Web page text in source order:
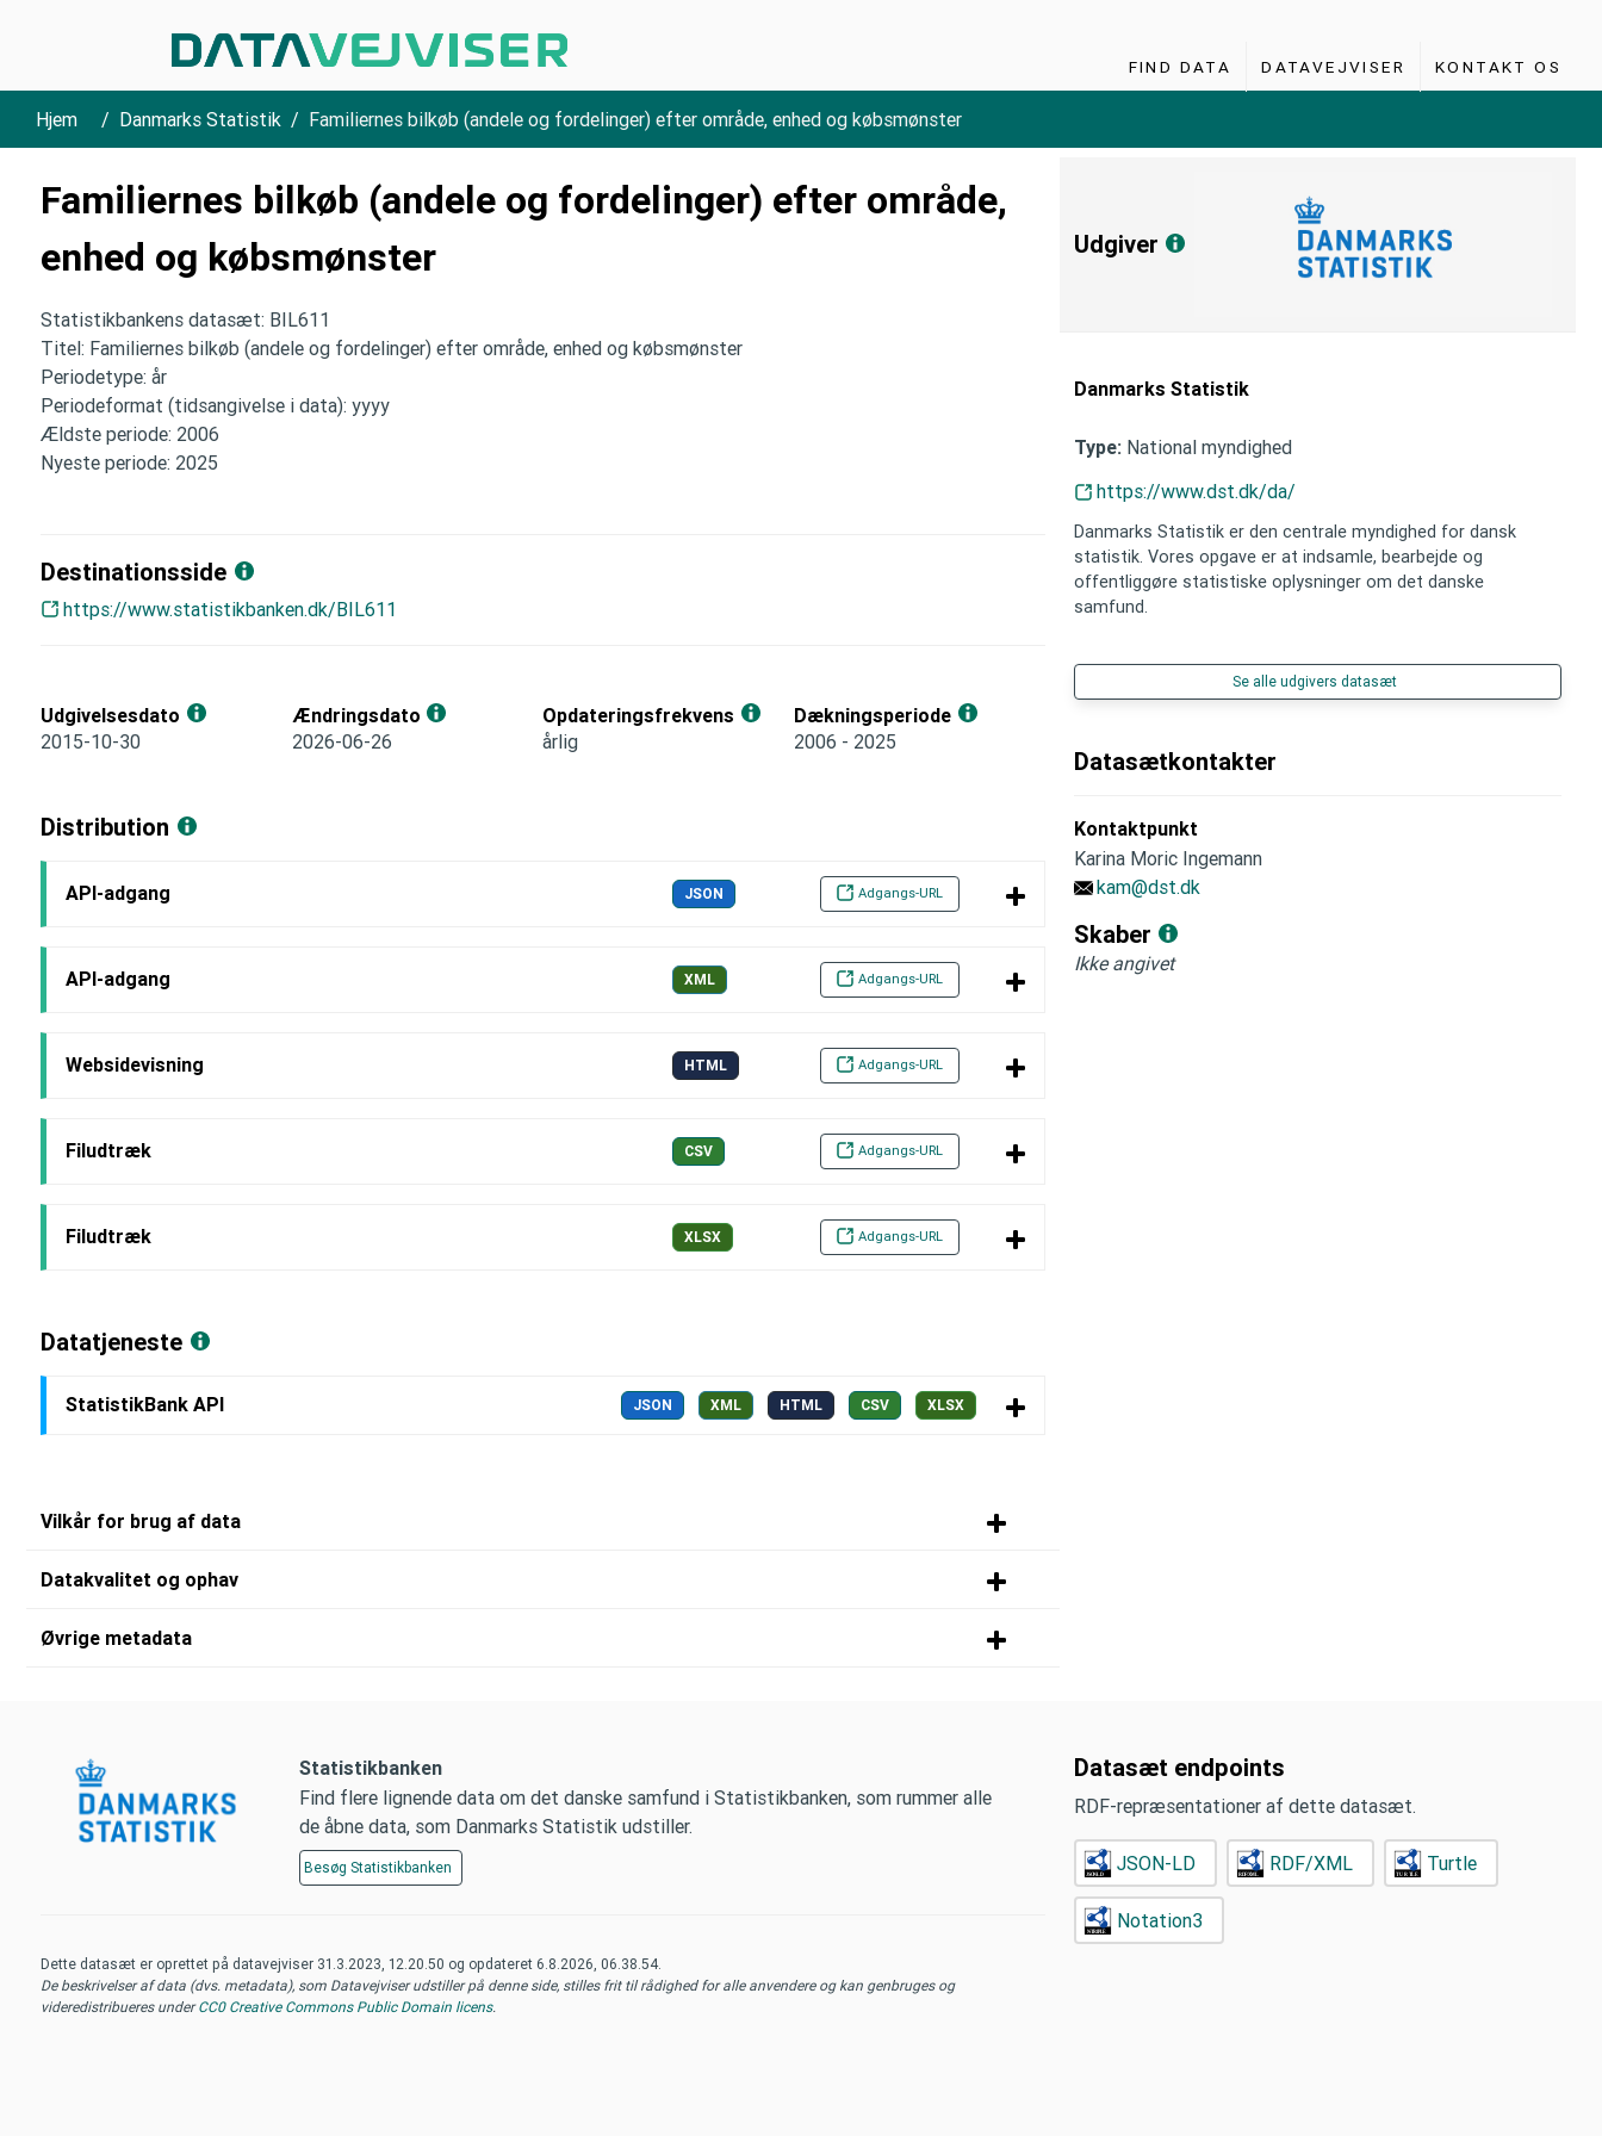
FIND DATA DATAVEJVISER KONTAKT OS
Hjem Danmarks Statistik Familiernes bilkøb (andele og fordelinger) efter område, enhed og købsmønster
Familiernes bilkøb (andele og fordelinger) efter område,
enhed og købsmønster
Statistikbankens datasæt: BIL611
Titel: Familiernes bilkøb (andele og fordelinger) efter område, enhed og købsmønster
Periodetype: år
Periodeformat (tidsangivelse i data): yyyy
Ældste periode: 2006
Nyeste periode: 2025
Destinationsside
https://www.statistikbanken.dk/BIL611
Udgivelsesdato
2015-10-30
Ændringsdato
2026-06-26
Opdateringsfrekvens
årlig
Dækningsperiode
2006 - 2025
Distribution
API-adgang JSON Adgangs-URL
API-adgang XML Adgangs-URL
Websidevisning HTML Adgangs-URL
Filudtræk CSV Adgangs-URL
Filudtræk XLSX Adgangs-URL
Datatjeneste
StatistikBank API JSON XML HTML CSV XLSX
Vilkår for brug af data
Datakvalitet og ophav
Øvrige metadata
Udgiver
Danmarks Statistik
Type: National myndighed
https://www.dst.dk/da/
Danmarks Statistik er den centrale myndighed for dansk
statistik. Vores opgave er at indsamle, bearbejde og
offentliggøre statistiske oplysninger om det danske
samfund.
Se alle udgivers datasæt
Datasætkontakter
Kontaktpunkt
Karina Moric Ingemann
kam@dst.dk
Skaber
Ikke angivet
Statistikbanken
Find flere lignende data om det danske samfund i Statistikbanken, som rummer alle
de åbne data, som Danmarks Statistik udstiller.
Besøg Statistikbanken
Dette datasæt er oprettet på datavejviser 31.3.2023, 12.20.50 og opdateret 6.8.2026, 06.38.54.
De beskrivelser af data (dvs. metadata), som Datavejviser udstiller på denne side, stilles frit til rådighed for alle anvendere og kan genbruges og
videredistribueres underCC0 Creative Commons Public Domain licens.
Datasæt endpoints
RDF-repræsentationer af dette datasæt.
JSON-LD RDF/XML Turtle
Notation3